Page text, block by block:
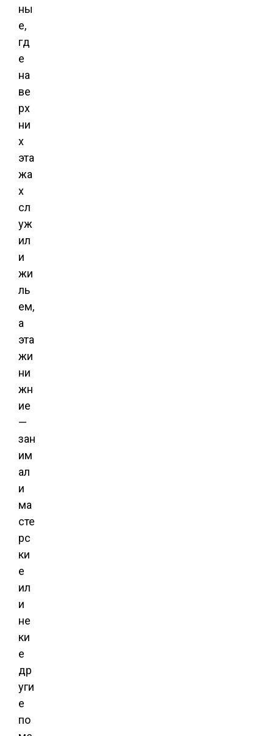
ны
е,
гд
е
на
ве
рх
ни
х
эта
жа
х
сл
уж
ил
и
жи
ль
ем,
а
эта
жи
ни
жн
ие
—
зан
им
ал
и
ма
сте
рс
ки
е
ил
и
не
ки
е
др
уги
е
по